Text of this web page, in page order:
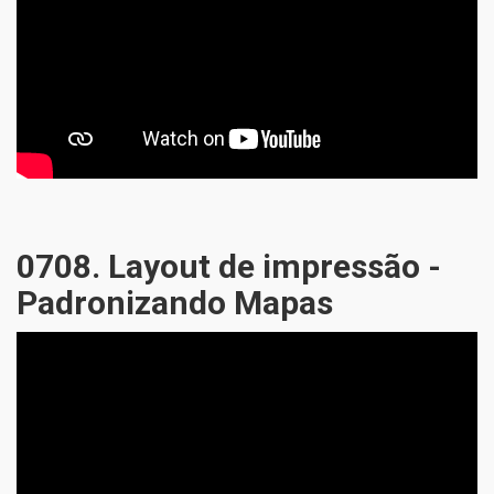
0708. Layout de impressão -
Padronizando Mapas